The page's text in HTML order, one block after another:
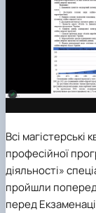
Всі магістерські
професійної
діяльності»
пройшли
перед